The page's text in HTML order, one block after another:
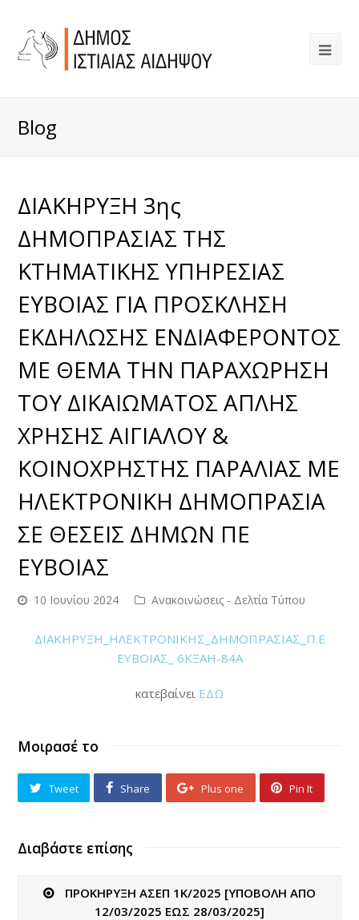
Blog
ΔΙΑΚΗΡΥΞΗ 3ης
ΔΗΜΟΠΡΑΣΙΑΣ ΤΗΣ
ΚΤΗΜΑΤΙΚΗΣ ΥΠΗΡΕΣΙΑΣ
ΕΥΒΟΙΑΣ ΓΙΑ ΠΡΟΣΚΛΗΣΗ
ΕΚΔΗΛΩΣΗΣ ΕΝΔΙΑΦΕΡΟΝΤΟΣ
ΜΕ ΘΕΜΑ ΤΗΝ ΠΑΡΑΧΩΡΗΣΗ
ΤΟΥ ΔΙΚΑΙΩΜΑΤΟΣ ΑΠΛΗΣ
ΧΡΗΣΗΣ ΑΙΓΙΑΛΟΥ &
ΚΟΙΝΟΧΡΗΣΤΗΣ ΠΑΡΑΛΙΑΣ ΜΕ
ΗΛΕΚΤΡΟΝΙΚΗ ΔΗΜΟΠΡΑΣΙΑ
ΣΕ ΘΕΣΕΙΣ ΔΗΜΩΝ ΠΕ
ΕΥΒΟΙΑΣ
10 Ιουνίου 2024 Ανακοινώσεις - Δελτία Τύπου
ΔΙΑΚΗΡΥΞΗ_ΗΛΕΚΤΡΟΝΙΚΗΣ_ΔΗΜΟΠΡΑΣΙΑΣ_Π.Ε
ΕΥΒΟΙΑΣ_ 6ΚΞΑΗ-84Α
κατεβαίνει ΕΔΩ
Μοιρασέ το
Tweet Share Plus one Pin It
Διαβάστε επίσης
ΠΡΟΚΗΡΥΞΗ ΑΣΕΠ 1Κ/2025 [ΥΠΟΒΟΛΗ ΑΠΟ
12/03/2025 ΕΩΣ 28/03/2025]